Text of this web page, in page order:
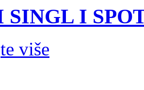
SINGL I
više